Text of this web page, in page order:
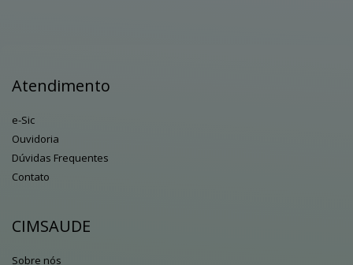
Atendimento
e-Sic
Ouvidoria
Dúvidas Frequentes
Contato
CIMSAUDE
Sobre nós